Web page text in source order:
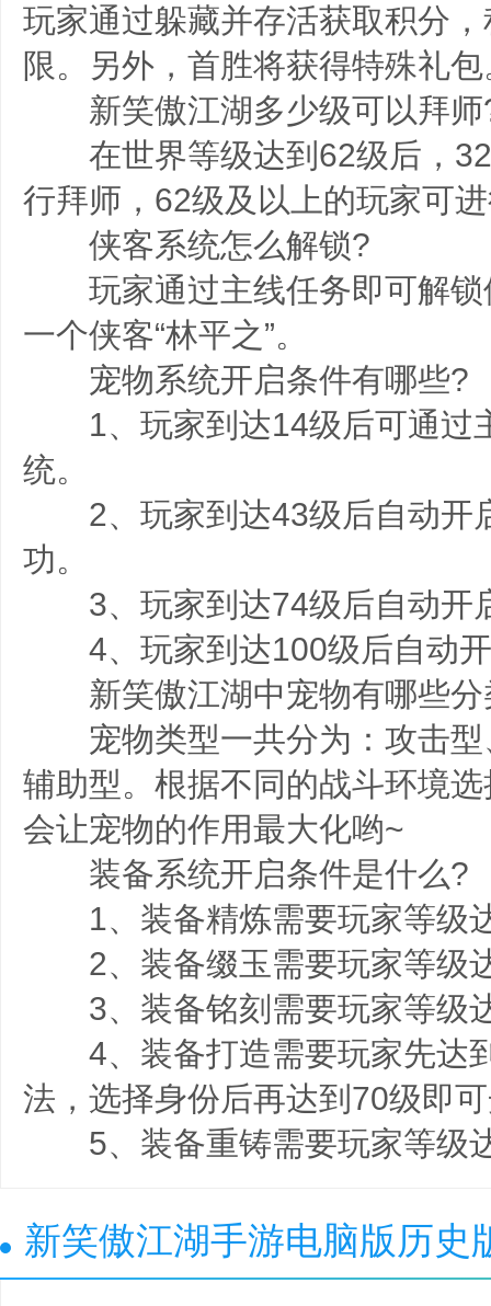
玩家通过躲藏并存活获取积分
限。另外，首胜将获得特殊礼包
新笑傲江湖多少级可以拜师
在世界等级达到62级后，32
行拜师，62级及以上的玩家可
侠客系统怎么解锁?
玩家通过主线任务即可解锁
一个侠客“林平之”。
宠物系统开启条件有哪些?
1、玩家到达14级后可通过
统。
2、玩家到达43级后自动开
功。
3、玩家到达74级后自动开
4、玩家到达100级后自动开
新笑傲江湖中宠物有哪些分
宠物类型一共分为：攻击型
辅助型。根据不同的战斗环境
会让宠物的作用最大化哟~
装备系统开启条件是什么?
1、装备精炼需要玩家等级
2、装备缀玉需要玩家等级
3、装备铭刻需要玩家等级
4、装备打造需要玩家先达
法，选择身份后再达到70级即
5、装备重铸需要玩家等级
新笑傲江湖手游电脑版历史